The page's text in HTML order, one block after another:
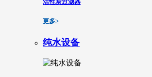
活性炭过滤器
更多>
纯水设备